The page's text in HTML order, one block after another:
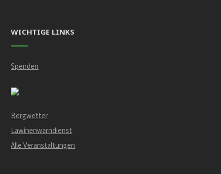
WICHTIGE LINKS
Spenden
Bergwetter
Lawinenwarndienst
Alle Veranstaltungen